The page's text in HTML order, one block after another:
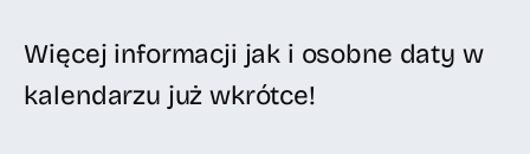
Więcej informacji jak i osobne daty w
kalendarzu już wkrótce!